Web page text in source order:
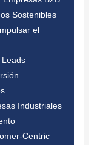
Sostenibles
el
Leads
Industriales
Centric